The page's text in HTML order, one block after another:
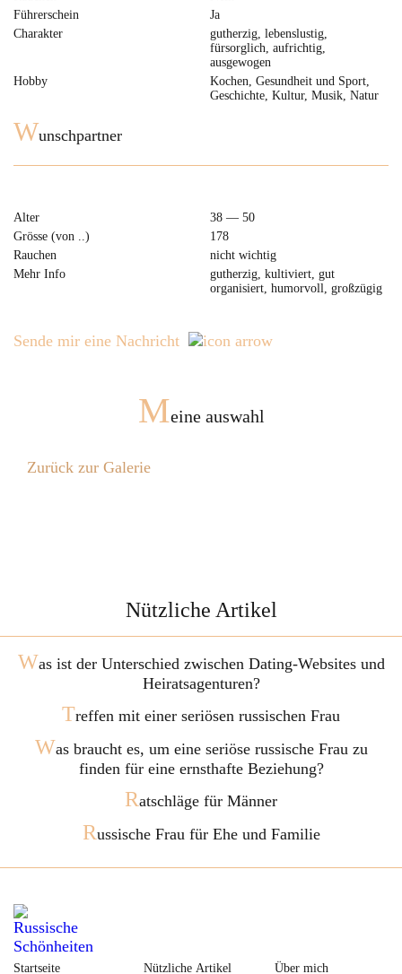
Führerschein
Ja
Charakter
gutherzig, lebenslustig,
fürsorglich, aufrichtig,
ausgewogen
Hobby
Kochen, Gesundheit und Sport,
Geschichte, Kultur, Musik, Natur
Wunschpartner
Alter
38 — 50
Grösse (von ..)
178
Rauchen
nicht wichtig
Mehr Info
gutherzig, kultiviert, gut
organisiert, humorvoll, großzügig
Sende mir eine Nachricht
Meine auswahl
Zurück zur Galerie
Nützliche Artikel
Was ist der Unterschied zwischen Dating-Websites und
Heiratsagenturen?
Treffen mit einer seriösen russischen Frau
Was braucht es, um eine seriöse russische Frau zu
finden für eine ernsthafte Beziehung?
Ratschläge für Männer
Russische Frau für Ehe und Familie
Startseite Nützliche Artikel Über mich